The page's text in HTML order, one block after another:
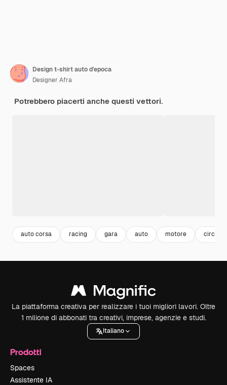
Design t-shirt auto d'epoca
Designer Afra
Potrebbero piacerti anche questi vettori.
auto corsa racing gara auto motore circle
La piattaforma creativa per realizzare i tuoi migliori lavori. Oltre
1 milione di abbonati tra creativi, imprese, agenzie e studi.
Italiano
Prodotti
Spaces
Assistente IA